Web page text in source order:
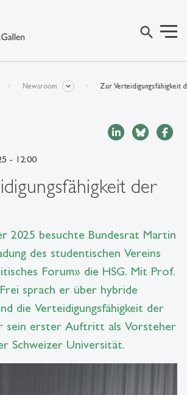
search
Newsroom Zur Verteidigungsfähigkeit
- 12:00
der
2025 besuchte Bundesrat Martin
des studentischen Vereins
Forum» die HSG. Mit Prof.
sprach er über hybride
die Verteidigungsfähigkeit der
sein erster Auftritt als Vorsteher
Schweizer Universität.